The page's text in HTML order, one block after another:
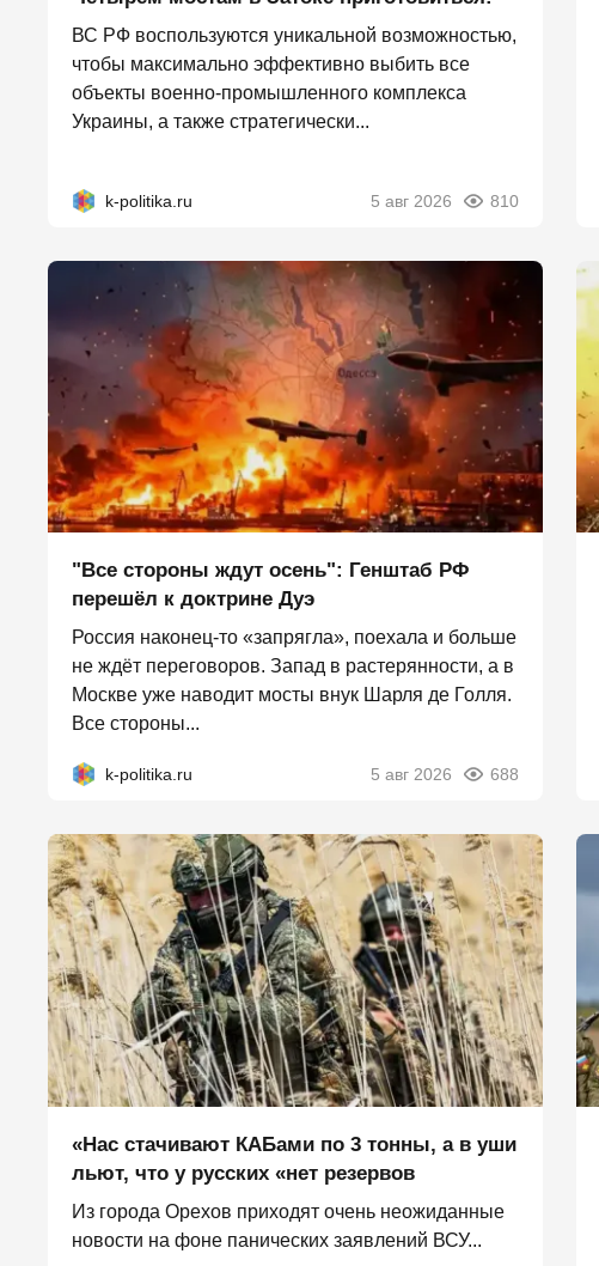
ВС РФ воспользуются уникальной возможностью,
чтобы максимально эффективно выбить все
объекты военно-промышленного комплекса
Украины, а также стратегически...
k-politika.ru 5 авг 2026 810
"Все стороны ждут осень": Генштаб РФ
перешёл к доктрине Дуэ
Россия наконец-то «запрягла», поехала и больше
не ждёт переговоров. Запад в растерянности, а в
Москве уже наводит мосты внук Шарля де Голля.
Все стороны...
k-politika.ru 5 авг 2026 688
«Нас стачивают КАБами по 3 тонны, а в уши
льют, что у русских «нет резервов
Из города Орехов приходят очень неожиданные
новости на фоне панических заявлений ВСУ...